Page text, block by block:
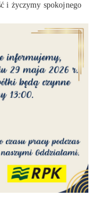
i życzymy spokojnego